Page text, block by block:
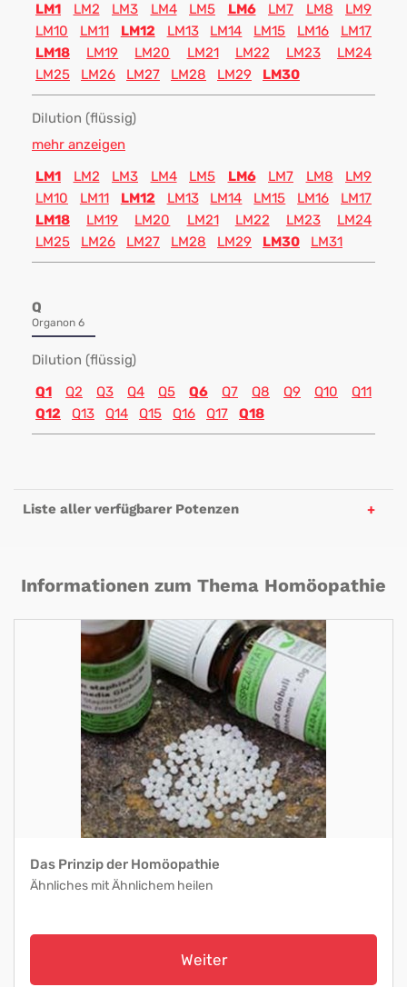
LM1 LM2 LM3 LM4 LM5 LM6 LM7 LM8
LM9
LM10
LM11 LM12 LM13 LM14 LM15 LM16
LM17
LM18
LM19 LM20 LM21 LM22 LM23
LM24
LM25
LM26 LM27 LM28 LM29 LM30
Dilution (flüssig)
mehr anzeigen
LM1
LM2 LM3 LM4 LM5 LM6 LM7 LM8
LM9
LM10
LM11 LM12 LM13 LM14 LM15 LM16
LM17
LM18
LM19 LM20 LM21 LM22 LM23
LM24
LM25
LM26 LM27 LM28 LM29 LM30 LM31
Q
Organon 6
Dilution (flüssig)
Q1
Q2 Q3 Q4 Q5 Q6 Q7 Q8 Q9 Q10
Q11
Q12
Q13 Q14 Q15 Q16 Q17 Q18
Liste aller verfügbarer Potenzen
Informationen zum Thema Homöopathie
Das Prinzip der Homöopathie
Ähnliches mit Ähnlichem heilen
Weiter